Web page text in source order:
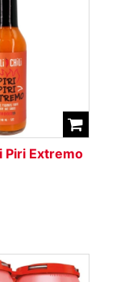
Piri Extremo